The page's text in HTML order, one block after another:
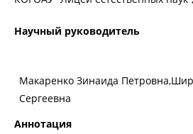
Научный руководитель
Макаренко Зинаида
Сергеевна
Аннотация